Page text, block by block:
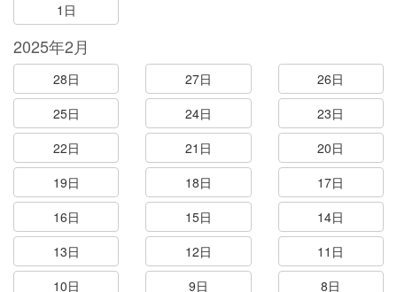
1日
2025年2月
28日 27日
26日
25日
24日
23日
22日
21日
20日
19日
18日
17日
16日
15日
14日
13日
12日
11日
10日
9日
8日